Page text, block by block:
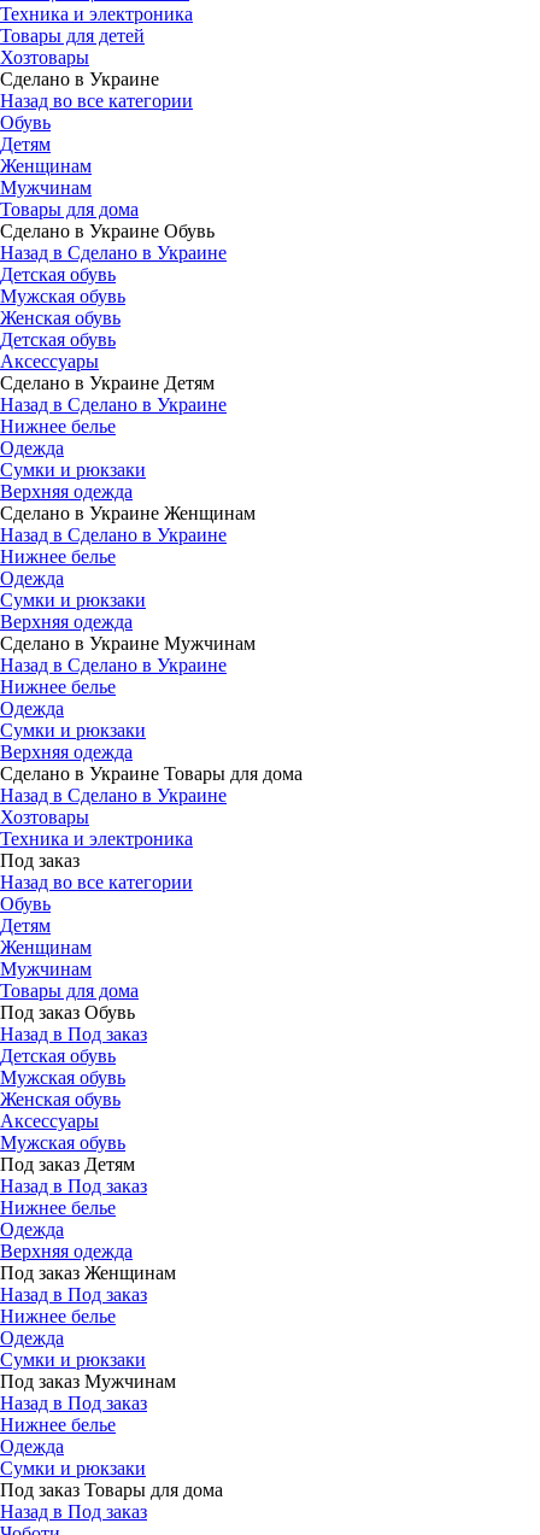
Техника и электроника
Товары для детей
Хозтовары
Сделано в Украине
Назад во все категории
Обувь
Детям
Женщинам
Мужчинам
Товары для дома
Сделано в Украине Обувь
Назад в Сделано в Украине
Детская обувь
Мужская обувь
Женская обувь
Детская обувь
Аксессуары
Сделано в Украине Детям
Назад в Сделано в Украине
Нижнее белье
Одежда
Сумки и рюкзаки
Верхняя одежда
Сделано в Украине Женщинам
Назад в Сделано в Украине
Нижнее белье
Одежда
Сумки и рюкзаки
Верхняя одежда
Сделано в Украине Мужчинам
Назад в Сделано в Украине
Нижнее белье
Одежда
Сумки и рюкзаки
Верхняя одежда
Сделано в Украине Товары для дома
Назад в Сделано в Украине
Хозтовары
Техника и электроника
Под заказ
Назад во все категории
Обувь
Детям
Женщинам
Мужчинам
Товары для дома
Под заказ Обувь
Назад в Под заказ
Детская обувь
Мужская обувь
Женская обувь
Аксессуары
Мужская обувь
Под заказ Детям
Назад в Под заказ
Нижнее белье
Одежда
Верхняя одежда
Под заказ Женщинам
Назад в Под заказ
Нижнее белье
Одежда
Сумки и рюкзаки
Под заказ Мужчинам
Назад в Под заказ
Нижнее белье
Одежда
Сумки и рюкзаки
Под заказ Товары для дома
Назад в Под заказ